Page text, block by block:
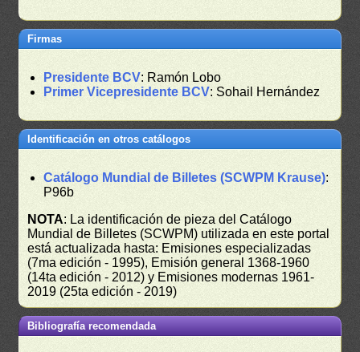
Firmas
Presidente BCV: Ramón Lobo
Primer Vicepresidente BCV: Sohail Hernández
Identificación en otros catálogos
Catálogo Mundial de Billetes (SCWPM Krause):
P96b
NOTA: La identificación de pieza del Catálogo
Mundial de Billetes (SCWPM) utilizada en este portal
está actualizada hasta: Emisiones especializadas
(7ma edición - 1995), Emisión general 1368-1960
(14ta edición - 2012) y Emisiones modernas 1961-
2019 (25ta edición - 2019)
Bibliografía recomendada